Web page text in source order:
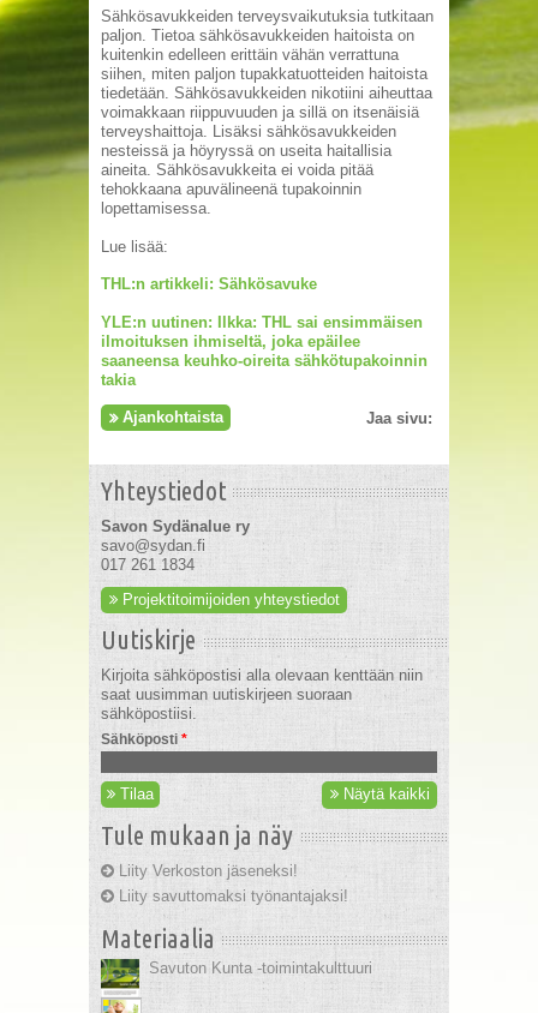
Sähkösavukkeiden terveysvaikutuksia tutkitaan
paljon. Tietoa sähkösavukkeiden haitoista on
kuitenkin edelleen erittäin vähän verrattuna
siihen, miten paljon tupakkatuotteiden haitoista
tiedetään. Sähkösavukkeiden nikotiini aiheuttaa
voimakkaan riippuvuuden ja sillä on itsenäisiä
terveyshaittoja. Lisäksi sähkösavukkeiden
nesteissä ja höyryssä on useita haitallisia
aineita. Sähkösavukkeita ei voida pitää
tehokkaana apuvälineenä tupakoinnin
lopettamisessa.
Lue lisää:
THL:n artikkeli: Sähkösavuke
YLE:n uutinen: Ilkka: THL sai ensimmäisen
ilmoituksen ihmiseltä, joka epäilee
saaneensa keuhko-oireita sähkötupakoinnin
takia
Jaa sivu:
Ajankohtaista
Yhteystiedot
Savon Sydänalue ry
savo@sydan.fi
017 261 1834
Projektitoimijoiden yhteystiedot
Uutiskirje
Kirjoita sähköpostisi alla olevaan kenttään niin
saat uusimman uutiskirjeen suoraan
sähköpostiisi.
Sähköposti *
Tilaa Näytä kaikki
Tule mukaan ja näy
Liity Verkoston jäseneksi!
Liity savuttomaksi työnantajaksi!
Materiaalia
Savuton Kunta -toimintakulttuuri